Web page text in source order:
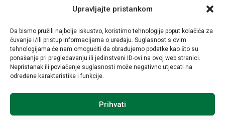
Upravljajte pristankom
Da bismo pružili najbolje iskustvo, koristimo tehnologije poput kolačića za
čuvanje i/ili pristup informacijama o uređaju. Suglasnost s ovim
tehnologijama će nam omogućiti da obrađujemo podatke kao što su
ponašanje pri pregledavanju ili jedinstveni ID-ovi na ovoj web stranici.
Nepristanak ili povlačenje suglasnosti može negativno utjecati na
određene karakteristike i funkcije.
Prihvati
Izjava o pristupačnosti mrežnog sjedišta
© IRMO – Impresum
OIB: 31120185175